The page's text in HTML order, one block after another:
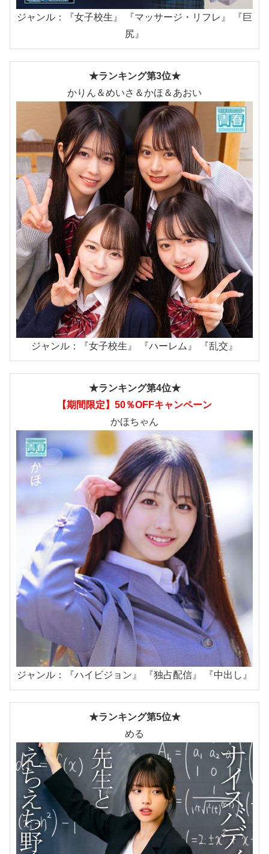
ジャンル：『女子校生』 『マッサージ・リフレ』 『巨
尻』
★ランキング第3位★
かりん＆めいさ＆かほ＆あおい
ジャンル：『女子校生』 『ハーレム』 『乱交』
★ランキング第4位★
【期間限定】50％OFFキャンペーン
かほちゃん
ジャンル：『ハイビジョン』 『独占配信』 『中出し』
★ランキング第5位★
める